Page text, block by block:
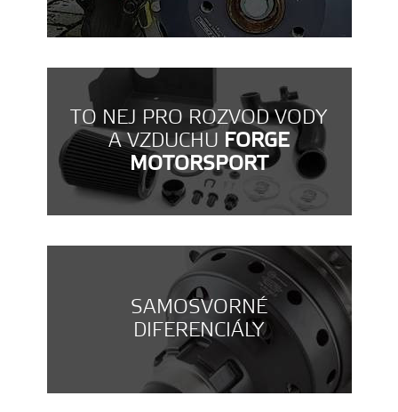
TO NEJ PRO ROZVOD VODY
A VZDUCHU FORGE
MOTORSPORT
SAMOSVORNÉ
DIFERENCIÁLY